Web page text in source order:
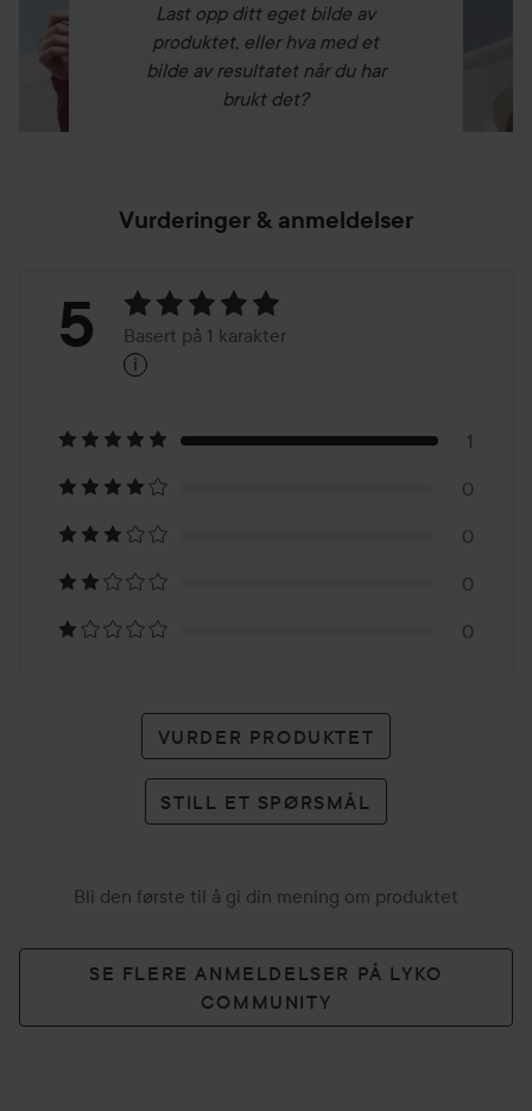
Last opp ditt eget bilde av
produktet, eller hva med et
bilde av resultatet når du har
brukt det?
Vurderinger & anmeldelser
Vurdering:
Basert
på
1
karakter
5 Basert på 1 karakter
i
1
0
0
0
0
VURDER PRODUKTET
STILL ET SPØRSMÅL
Bli den første til å gi din mening om produktet
SE FLERE ANMELDELSER PÅ LYKO
COMMUNITY